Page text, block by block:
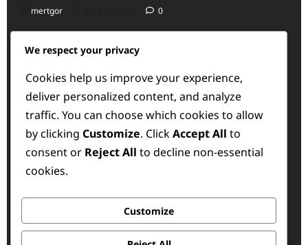
mertgor 0
Açık mı kaynak?: Bitmeyen bir kavram
We respect your privacy
Cookies help us improve your experience,
deliver personalized content, and analyze
traffic. You can choose which cookies to allow
by clicking Customize. ClickAccept All to
consent or Reject All to decline non-essential
cookies.
Customize